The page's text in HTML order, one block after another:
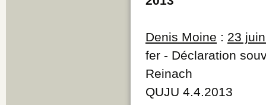
Denis Moine : 23
fer - Déclaration
Reinach
QUJU 4.4.2013